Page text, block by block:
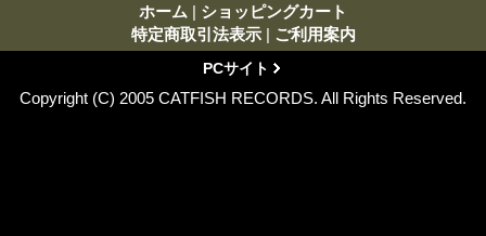
ホーム | ショッピングカート
特定商取引法表示 | ご利用案内
PCサイト
Copyright (C) 2005 CATFISH RECORDS. All Rights Reserved.